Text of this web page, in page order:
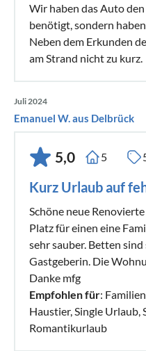
Wir haben das Auto
benötigt, sondern
Neben dem Erkunden
am Strand nicht zu kurz.
Juli 2024
Emanuel W. aus Delbrück
5,0 5
Kurz Urlaub auf
Schöne neue
Platz für einen eine
sehr sauber. Betten
Gastgeberin. Die
Danke mfg
Empfohlen für:
Haustier, Single Urlaub,
Romantikurlaub